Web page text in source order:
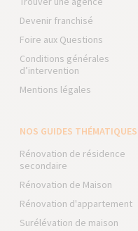
Devenir franchisé
Foire aux Questions
Conditions générales
d’intervention
Mentions légales
NOS GUIDES THÉMATIQUES
Rénovation de résidence
secondaire
Rénovation de Maison
Rénovation d'appartement
Surélévation de maison